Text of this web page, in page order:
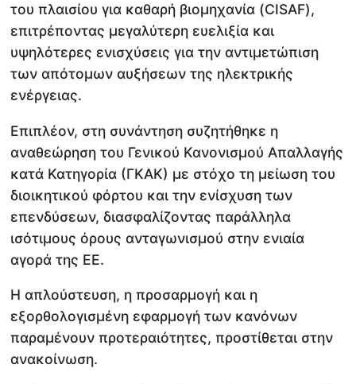
του πλαισίου για καθαρή βιομηχανία (CISAF),
επιτρέποντας μεγαλύτερη ευελιξία και
υψηλότερες ενισχύσεις για την αντιμετώπιση
των απότομων αυξήσεων της ηλεκτρικής
ενέργειας.
Επιπλέον, στη συνάντηση συζητήθηκε η
αναθεώρηση του Γενικού Κανονισμού Απαλλαγής
κατά Κατηγορία (ΓΚΑΚ) με στόχο τη μείωση του
διοικητικού φόρτου και την ενίσχυση των
επενδύσεων, διασφαλίζοντας παράλληλα
ισότιμους όρους ανταγωνισμού στην ενιαία
αγορά της ΕΕ.
Η απλούστευση, η προσαρμογή και η
εξορθολογισμένη εφαρμογή των κανόνων
παραμένουν προτεραιότητες, προστίθεται στην
ανακοίνωση.